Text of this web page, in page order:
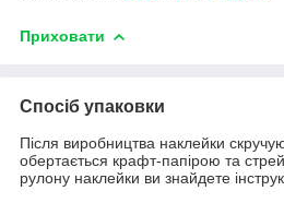
Приховати
Спосіб упаковки
Після виробництва наклейки
обертається крафт-папірою та
рулону наклейки ви знайдете